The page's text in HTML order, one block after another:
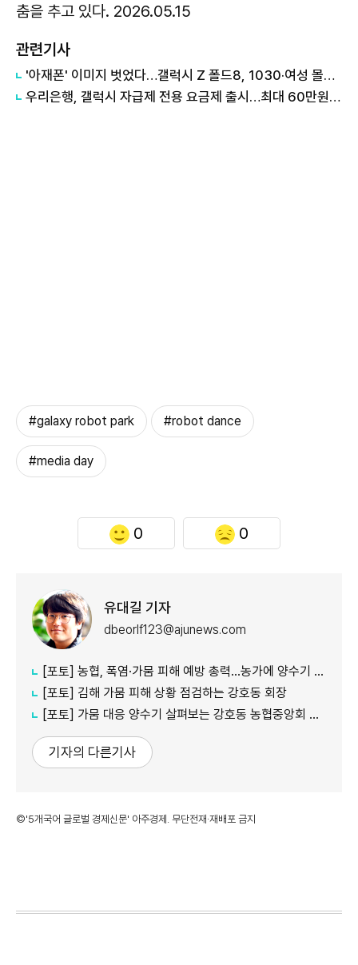
춤을 추고 있다. 2026.05.15
관련기사
'아재폰' 이미지 벗었다…갤럭시 Z 폴드8, 1030·여성 몰리며 흥행 속도↑
우리은행, 갤럭시 자급제 전용 요금제 출시…최대 60만원 혜택
#galaxy robot park #robot dance
#media day
0 0
유대길 기자
dbeorlf123@ajunews.com
[포토] 농협, 폭염·가뭄 피해 예방 총력…농가에 양수기 지원
[포토] 김해 가뭄 피해 상황 점검하는 강호동 회장
[포토] 가뭄 대응 양수기 살펴보는 강호동 농협중앙회 회장
기자의 다른기사
©'5개국어 글로벌 경제신문' 아주경제. 무단전재·재배포 금지